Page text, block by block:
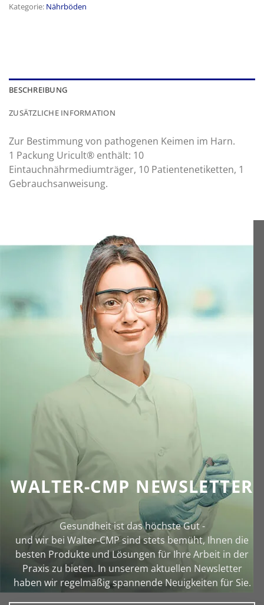
Kategorie: Nährböden
BESCHREIBUNG
ZUSÄTZLICHE INFORMATION
Zur Bestimmung von pathogenen Keimen im Harn.
1 Packung Uricult® enthält: 10
Eintauchnährmediumträger, 10 Patientenetiketten, 1
Gebrauchsanweisung.
WALTER-CMP NEWSLETTER
Gesundheit ist das höchste Gut -
und wir bei Walter‑CMP sind stets bemüht, Ihnen die
besten Produkte und Lösungen für Ihre Arbeit in der
Praxis zu bieten. In unserem aktuellen Newsletter
haben wir regelmäßig spannende Neuigkeiten für Sie.